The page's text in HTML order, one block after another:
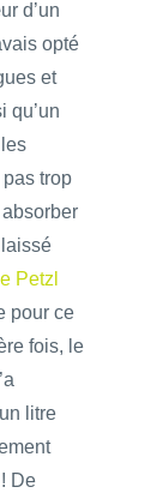
d’un
opté
et
qu’un
trop
absorber
Petzl
pour ce
fois, le
litre
De